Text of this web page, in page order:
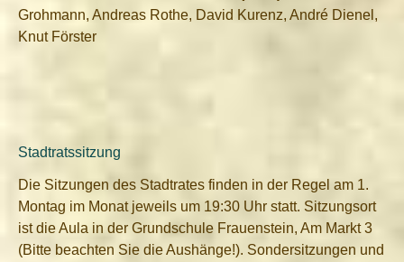
Grohmann, Andreas Rothe, David Kurenz, André Dienel,
Knut Förster
Stadtratssitzung
Die Sitzungen des Stadtrates finden in der Regel am 1.
Montag im Monat jeweils um 19:30 Uhr statt. Sitzungsort
ist die Aula in der Grundschule Frauenstein, Am Markt 3
(Bitte beachten Sie die Aushänge!). Sondersitzungen und